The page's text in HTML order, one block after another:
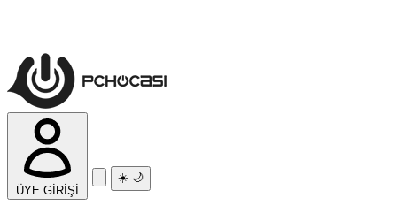
ÜYE GİRİŞİ
☀️ 🌙